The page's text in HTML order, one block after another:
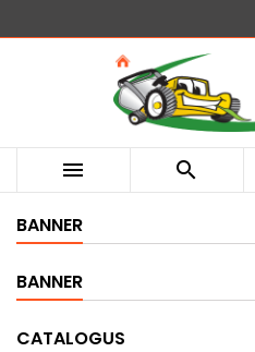
 
BANNER
BANNER
CATALOGUS